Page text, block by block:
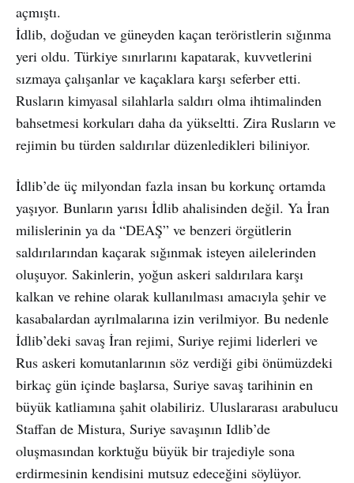
açmıştı.
İdlib, doğudan ve güneyden kaçan teröristlerin sığınma
yeri oldu. Türkiye sınırlarını kapatarak, kuvvetlerini
sızmaya çalışanlar ve kaçaklara karşı seferber etti.
Rusların kimyasal silahlarla saldırı olma ihtimalinden
bahsetmesi korkuları daha da yükseltti. Zira Rusların ve
rejimin bu türden saldırılar düzenledikleri biliniyor.
İdlib’de üç milyondan fazla insan bu korkunç ortamda
yaşıyor. Bunların yarısı İdlib ahalisinden değil. Ya İran
milislerinin ya da “DEAŞ” ve benzeri örgütlerin
saldırılarından kaçarak sığınmak isteyen ailelerinden
oluşuyor. Sakinlerin, yoğun askeri saldırılara karşı
kalkan ve rehine olarak kullanılması amacıyla şehir ve
kasabalardan ayrılmalarına izin verilmiyor. Bu nedenle
İdlib’deki savaş İran rejimi, Suriye rejimi liderleri ve
Rus askeri komutanlarının söz verdiği gibi önümüzdeki
birkaç gün içinde başlarsa, Suriye savaş tarihinin en
büyük katliamına şahit olabiliriz. Uluslararası arabulucu
Staffan de Mistura, Suriye savaşının Idlib’de
oluşmasından korktuğu büyük bir trajediyle sona
erdirmesinin kendisini mutsuz edeceğini söylüyor.